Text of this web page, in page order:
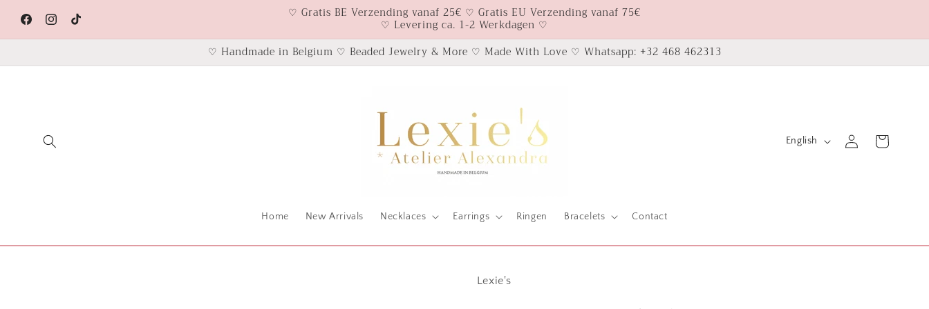
content
FacebookInstagram
TikTok
♡ Gratis BE Verzending vanaf 25€ ♡ Gratis EU Verzending vanaf 75€
♡ Levering ca. 1-2 Werkdagen ♡
♡ Handmade in Belgium ♡ Beaded Jewelry & More ♡ Made With Love ♡ Whatsapp: +32 468 462313
Home New Arrivals Necklaces Earrings Ringen Bracelets Contact
L
a
English
in
Cart
Lexie's